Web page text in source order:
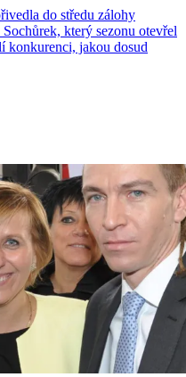
do středu zálohy
který sezonu otevřel
konkurenci, jakou dosud